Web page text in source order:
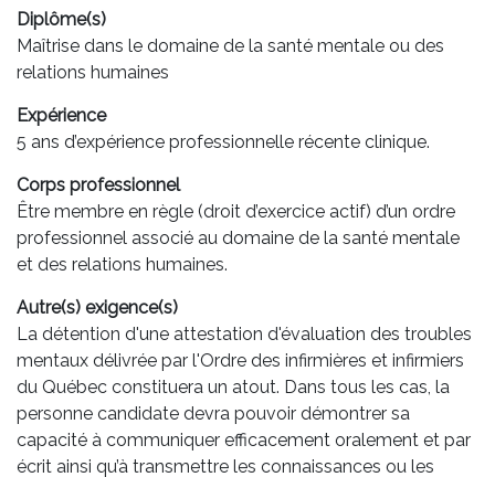
Diplôme(s)
Maîtrise dans le domaine de la santé mentale ou des
relations humaines
Expérience
5 ans d’expérience professionnelle récente clinique.
Corps professionnel
Être membre en règle (droit d’exercice actif) d’un ordre
professionnel associé au domaine de la santé mentale
et des relations humaines.
Autre(s) exigence(s)
La détention d'une attestation d'évaluation des troubles
mentaux délivrée par l'Ordre des infirmières et infirmiers
du Québec constituera un atout. Dans tous les cas, la
personne candidate devra pouvoir démontrer sa
capacité à communiquer efficacement oralement et par
écrit ainsi qu’à transmettre les connaissances ou les